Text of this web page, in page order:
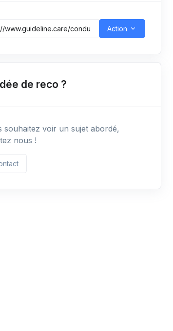
Action
de reco ?
souhaitez voir un sujet abordé,
nous !